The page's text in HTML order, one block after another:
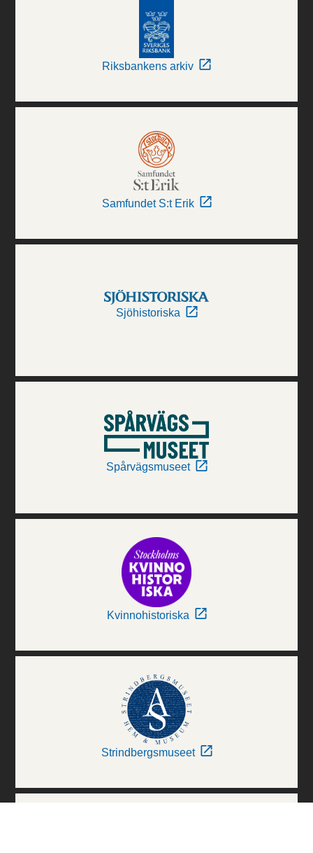
Riksbankens arkiv
Samfundet S:t Erik
Sjöhistoriska
Spårvägsmuseet
Kvinnohistoriska
Strindbergsmuseet